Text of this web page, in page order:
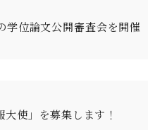
学位論文公開審査会を開催
使」を募集します！